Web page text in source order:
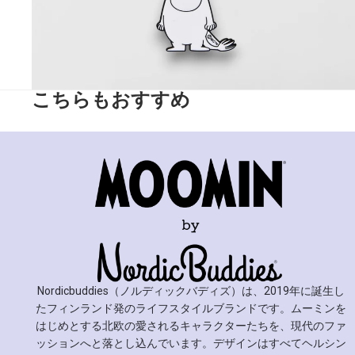
こちらもおすすめ
Nordicbuddies（ノルディックバディズ）は、2019年に誕生し
たフィンランド発のライフスタイルブランドです。ムーミンを
はじめとする北欧の愛されるキャラクターたちを、現代のファ
ッションへと落とし込んでいます。デザインはすべてヘルシン